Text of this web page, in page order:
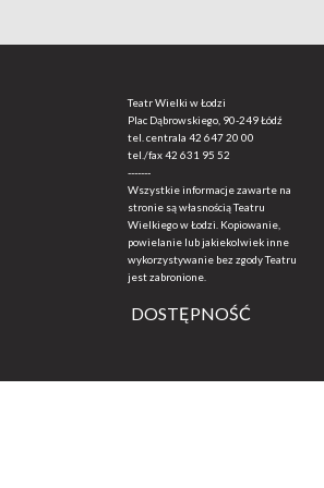
Teatr Wielki w Łodzi
Plac Dąbrowskiego, 90-249 Łódź
tel. centrala 42 647 20 00
tel./fax42 631 95 52
-------
Wszystkie informacje zawarte na
stronie są własnością Teatru
Wielkiego w Łodzi. Kopiowanie,
powielanie lub jakiekolwiek inne
wykorzystywanie bez zgody Teatru
jest zabronione.
DOSTĘPNOŚĆ